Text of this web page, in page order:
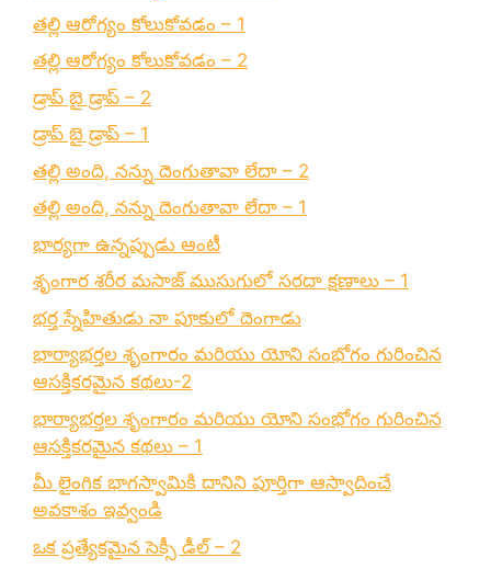
తల్లి ఆరోగ్యం కోలుకోవడం – 1
తల్లి ఆరోగ్యం కోలుకోవడం – 2
డ్రాప్ బై డ్రాప్ – 2
డ్రాప్ బై డ్రాప్ – 1
తల్లి అంది, నన్ను దెంగుతావా లేదా – 2
తల్లి అంది, నన్ను దెంగుతావా లేదా – 1
భార్యగా ఉన్నప్పుడు ఆంటీ
శృంగార శరీర మసాజ్ ముసుగులో సరదా క్షణాలు – 1
భర్త స్నేహితుడు నా పూకులో దెంగాడు
భార్యాభర్తల శృంగారం మరియు యోని సంభోగం గురించిన
ఆసక్తికరమైన కథలు-2
భార్యాభర్తల శృంగారం మరియు యోని సంభోగం గురించిన
ఆసక్తికరమైన కథలు – 1
మీ లైంగిక భాగస్వామికి దానిని పూర్తిగా ఆస్వాదించే
అవకాశం ఇవ్వండి
ఒక ప్రత్యేకమైన సెక్సీ డీల్ – 2